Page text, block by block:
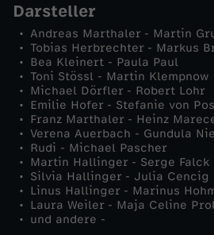
s
f
r
e
m
d
Darsteller
Andreas Marthaler - Martin
Tobias Herbrechter - Markus
Bea Kleinert - Paula Paul
Toni Stössl - Martin Klempnow
Michael Dörfler - Robert Lohr
Emilie Hofer - Stefanie von
Franz Marthaler - Heinz
Verena Auerbach - Gundula
Rudi - Michael Pascher
Martin Hallinger - Serge Falck
Silvia Hallinger - Julia Cencig
Linus Hallinger - Marinus
Laura Weiler - Maja Celine
und andere -